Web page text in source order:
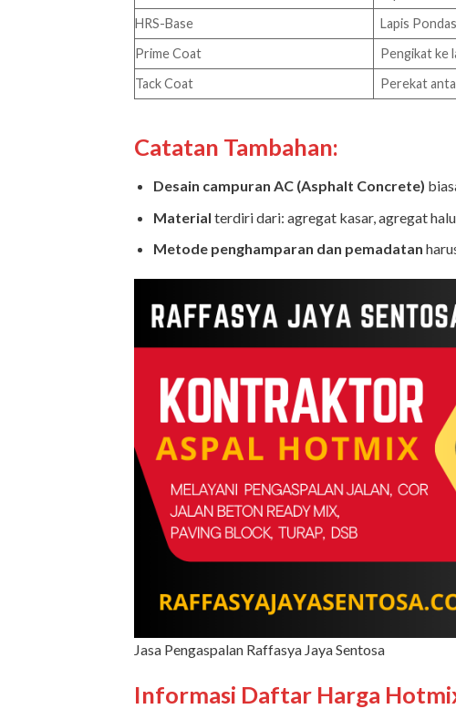
HRS-Base
Lapis
Prime Coat
Pengikat ke
Tack Coat
Perekat
Catatan Tambahan:
Desain campuran AC (Asphalt Concrete)
Material terdiri dari: agregat kasar, agregat
Metode penghamparan dan pemadatan
Jasa Pengaspalan Raffasya Jaya Sentosa
Informasi Daftar Harga